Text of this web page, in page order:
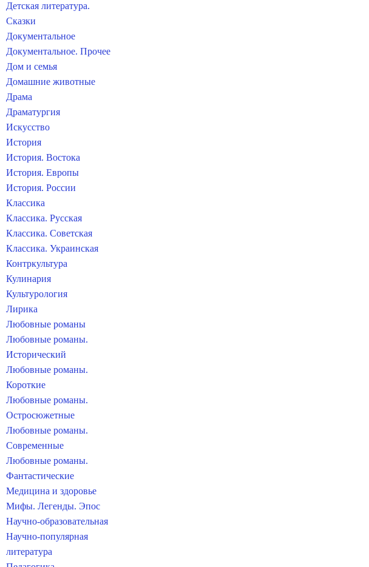
Детская литература.
Сказки
Документальное
Документальное. Прочее
Дом и семья
Домашние животные
Драма
Драматургия
Искусство
История
История. Востока
История. Европы
История. России
Классика
Классика. Русская
Классика. Советская
Классика. Украинская
Контркультура
Кулинария
Культурология
Лирика
Любовные романы
Любовные романы.
Исторический
Любовные романы.
Короткие
Любовные романы.
Остросюжетные
Любовные романы.
Современные
Любовные романы.
Фантастические
Медицина и здоровье
Мифы. Легенды. Эпос
Научно-образовательная
Научно-популярная
литература